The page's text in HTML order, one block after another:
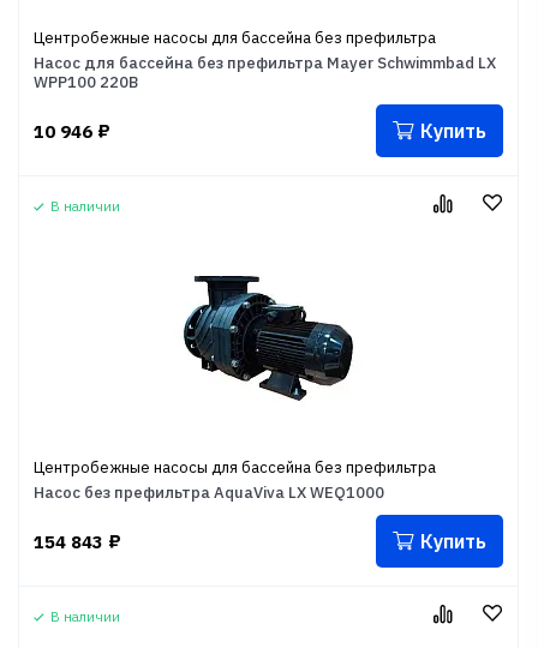
Центробежные насосы для бассейна без префильтра
Насос для бассейна без префильтра Mayer Schwimmbad LX
WPP100 220В
10 946 ₽ Купить
В наличии
Центробежные насосы для бассейна без префильтра
Насос без префильтра AquaViva LX WEQ1000
154 843 ₽ Купить
В наличии